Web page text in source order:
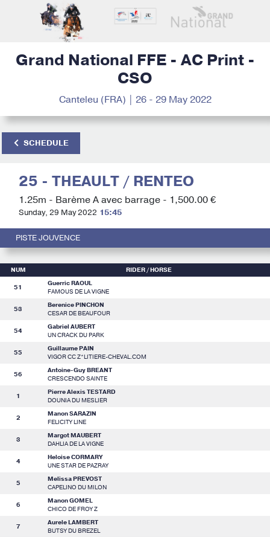
Grand National FFE - AC Print -
CSO
Canteleu (FRA) | 26 - 29 May 2022
SCHEDULE
25 - THEAULT / RENTEO
1.25m - Barème A avec barrage - 1,500.00 €
Sunday, 29 May 2022 15:45
PISTE JOUVENCE
NUM RIDER/ HORSE
51
Guerric RAOUL
FAMOUS DE LA VIGNE
53
Berenice PINCHON
CESAR DE BEAUFOUR
54
Gabriel AUBERT
UN CRACK DU PARK
55
Guillaume PAIN
VIGOR CC Z*LITIERE-CHEVAL.COM
56
Antoine-Guy BREANT
CRESCENDO SAINTE
1
Pierre Alexis TESTARD
DOUNIA DU MESLIER
2
Manon SARAZIN
FELICITY LINE
3
Margot MAUBERT
DAHLIA DE LA VIGNE
4
Heloise CORMARY
UNE STAR DE PAZRAY
5
Melissa PREVOST
CAPELINO DU MILON
6
Manon GOMEL
CHICO DE FROY Z
7
Aurele LAMBERT
BUTSY DU BREZEL